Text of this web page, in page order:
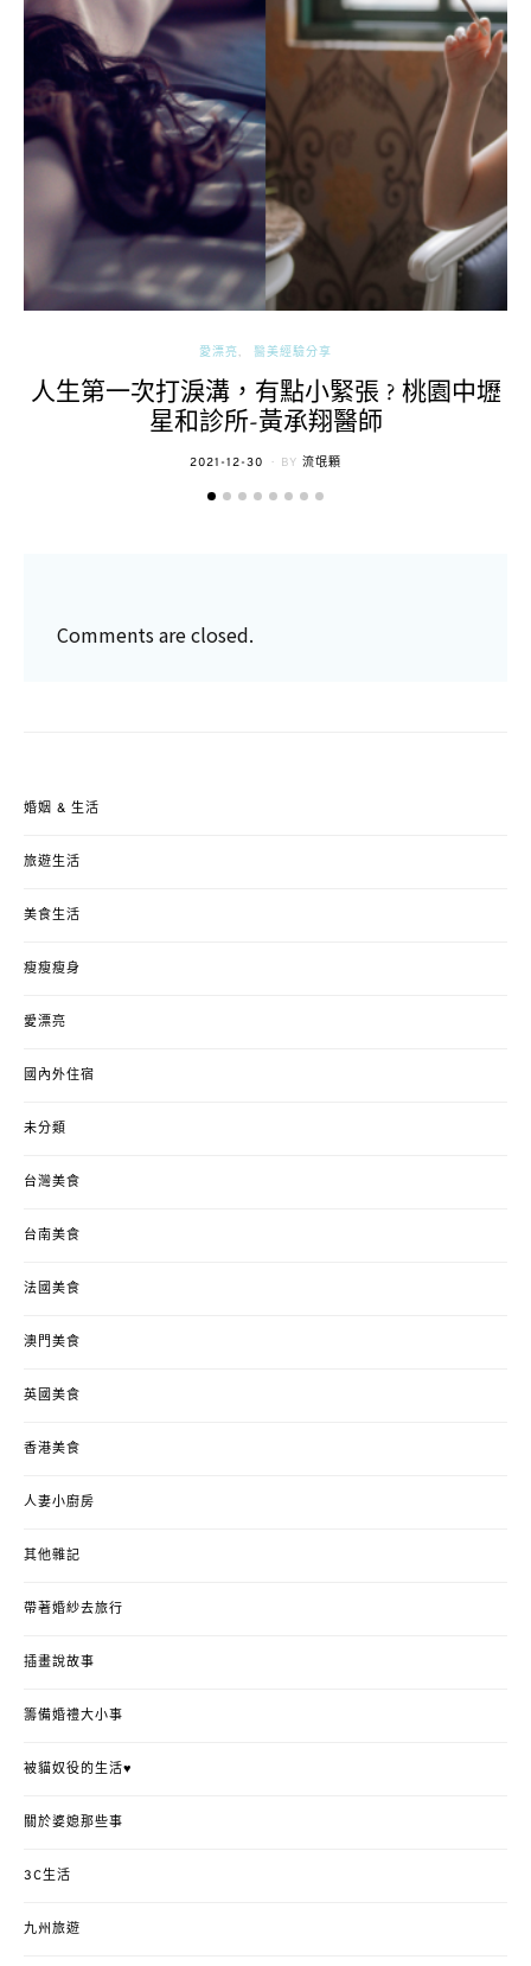
愛漂亮 醫美經驗分享
人生第一次打淚溝，有點小緊張 ? 桃園中壢
星和診所-黃承翔醫師
POSTED
2021-12-30 BY 流氓顆
Comments are closed.
婚姻 & 生活
旅遊生活
美食生活
瘦瘦瘦身
愛漂亮
國內外住宿
未分類
台灣美食
台南美食
法國美食
澳門美食
英國美食
香港美食
人妻小廚房
其他雜記
帶著婚紗去旅行
插畫說故事
籌備婚禮大小事
被貓奴役的生活♥
關於婆媳那些事
3C生活
九州旅遊